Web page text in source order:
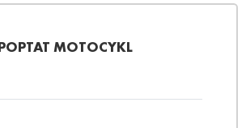
MOTOCYKL